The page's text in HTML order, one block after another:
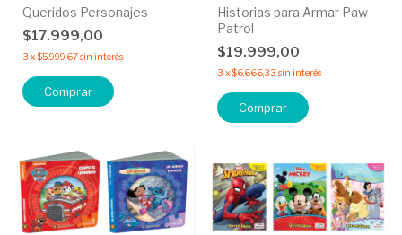
Queridos Personajes
$17.999,00
3 x$5.999,67sin interés
Comprar
Historias para Armar Paw
Patrol
$19.999,00
3 x$6.666,33 sin interés
Comprar